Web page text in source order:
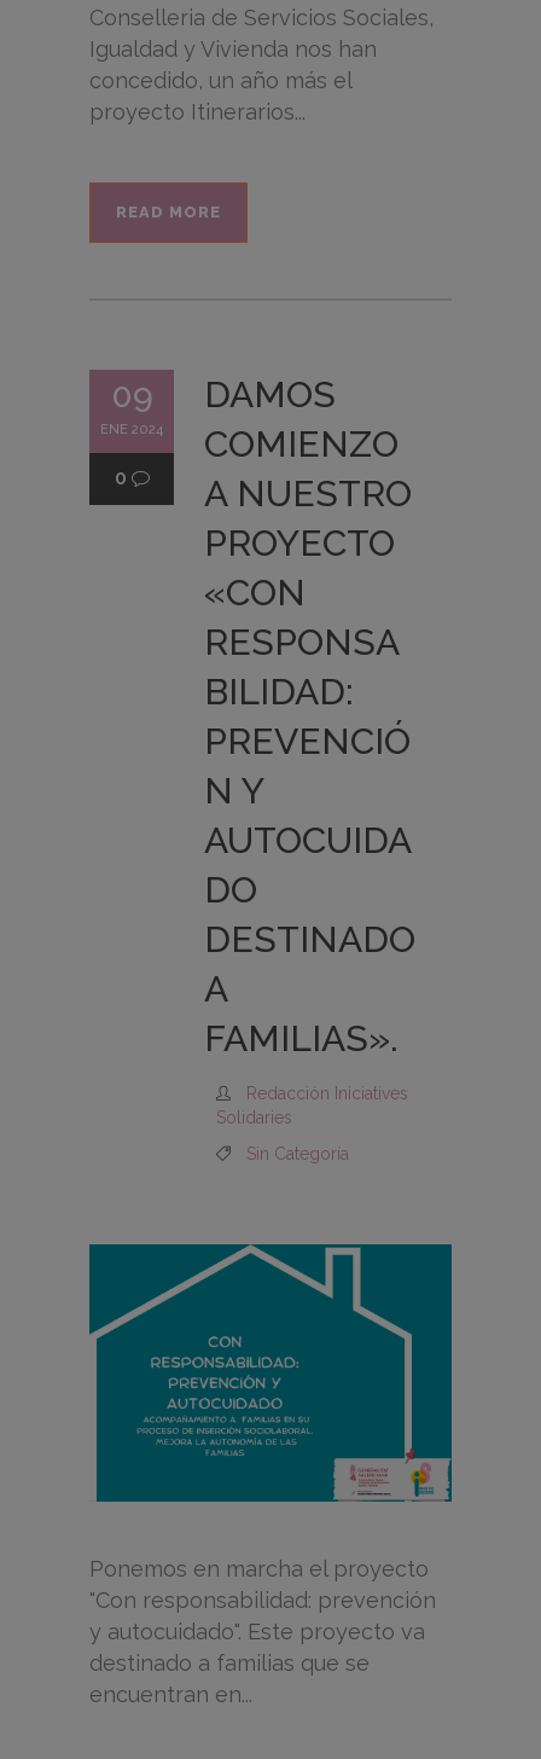
Conselleria de Servicios Sociales,
Igualdad y Vivienda nos han
concedido, un año más el
proyecto Itinerarios...
READ MORE
09
ENE 2024
0
DAMOS
COMIENZO
A NUESTRO
PROYECTO
«CON
RESPONSA
BILIDAD:
PREVENCIÓ
N Y
AUTOCUIDA
DO
DESTINADO
A
FAMILIAS».
Redacción Iniciatives
Solidaries
Sin Categoría
Ponemos en marcha el proyecto
"Con responsabilidad: prevención
y autocuidado". Este proyecto va
destinado a familias que se
encuentran en...